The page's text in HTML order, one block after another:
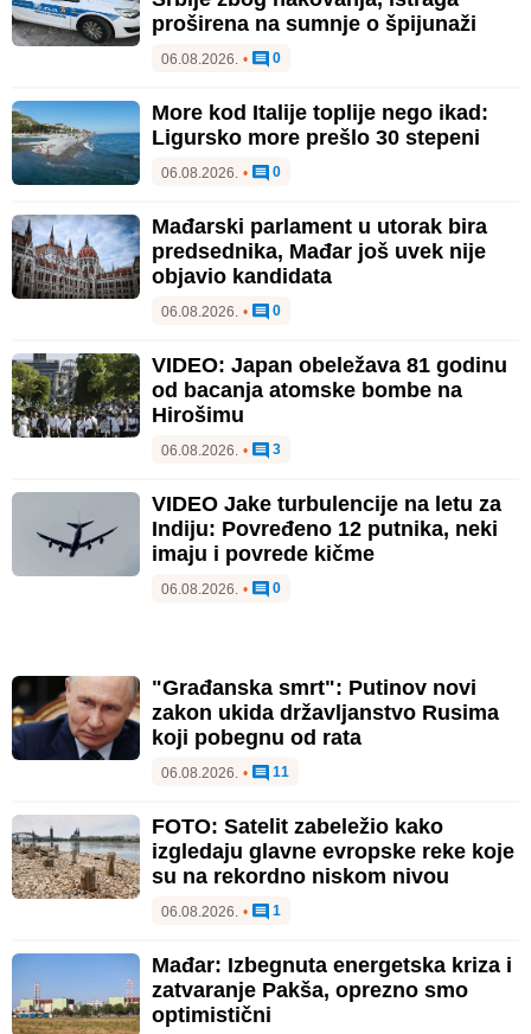
proširena na sumnje o špijunaži
06.08.2026. • 0
More kod Italije toplije nego ikad:
Ligursko more prešlo 30 stepeni
06.08.2026. • 0
Mađarski parlament u utorak bira
predsednika, Mađar još uvek nije
objavio kandidata
06.08.2026. • 0
VIDEO: Japan obeležava 81 godinu
od bacanja atomske bombe na
Hirošimu
06.08.2026. • 3
VIDEO Jake turbulencije na letu za
Indiju: Povređeno 12 putnika, neki
imaju i povrede kičme
06.08.2026. • 0
"Građanska smrt": Putinov novi
zakon ukida državljanstvo Rusima
koji pobegnu od rata
06.08.2026. • 11
FOTO: Satelit zabeležio kako
izgledaju glavne evropske reke koje
su na rekordno niskom nivou
06.08.2026. • 1
Mađar: Izbegnuta energetska kriza i
zatvaranje Pakša, oprezno smo
optimistični